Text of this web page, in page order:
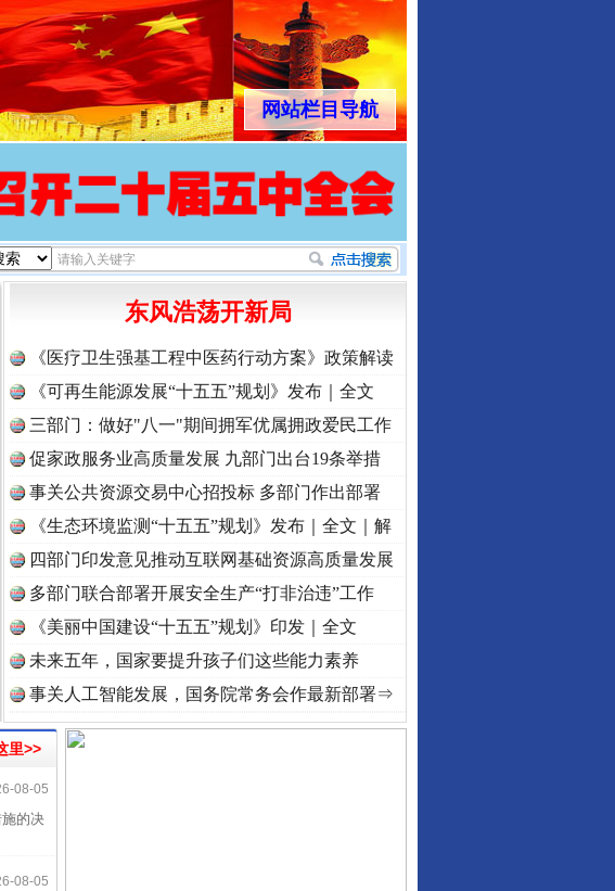
网站栏目导航
·[视频]牢记初心使命 奋进复兴征程丨红船起航处 潮起..·[视频]一首歌的时间，读懂乐至的“诗与远方”
东风浩荡开新局
《医疗卫生强基工程中医药行动方案》政策解读
《可再生能源发展“十五五”规划》发布｜全文
三部门：做好"八一"期间拥军优属拥政爱民工作
促家政服务业高质量发展 九部门出台19条举措
事关公共资源交易中心招投标 多部门作出部署
《生态环境监测“十五五”规划》发布｜全文｜解
读
四部门印发意见推动互联网基础资源高质量发展
多部门联合部署开展安全生产“打非治违”工作
《美丽中国建设“十五五”规划》印发｜全文
未来五年，国家要提升孩子们这些能力素养
事关人工智能发展，国务院常务会作最新部署⇒
里>>
08-05
的决
08-05